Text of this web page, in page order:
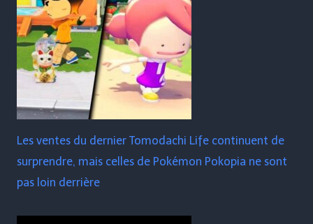
Les ventes du dernier Tomodachi Life continuent de
surprendre, mais celles de Pokémon Pokopia ne sont
pas loin derrière